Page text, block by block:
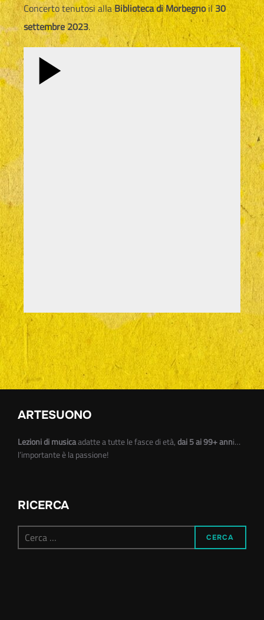
Concerto tenutosi allaBiblioteca di Morbegnoil30
settembre 2023.
ARTESUONO
Lezioni di musicaadatte a tutte le fasce di età,dai 5 ai 99+ anni…
l’importante è la passione!
RICERCA
per:
CERCA